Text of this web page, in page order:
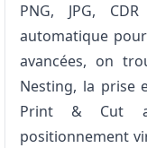
PNG, JPG,
automatique
avancées, on
Nesting, la prise
Print & Cut
positionnement